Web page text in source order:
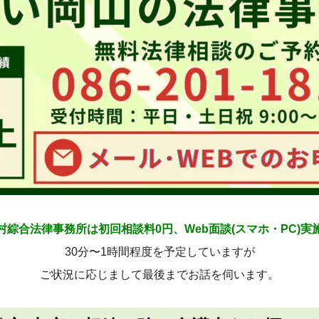
綜合法律事務所は初回相談料0円、Web面談(スマホ・PC)実
30分〜1時間程度を予定していますが
ご状況に応じまして最後までお話を伺います。